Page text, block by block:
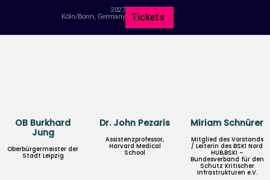
2027
Köln/Bonn, Germany
Tickets
OB Burkhard
Jung
Oberbürgermeister der
Stadt Leipzig
Dr. John Pezaris
Assistenzprofessor,
Harvard Medical
School
Miriam Schnürer
Mitglied des Vorstands
/ Leiterin des BSKI Nord
HUB,BSKI –
Bundesverband für den
Schutz Kritischer
Infrastrukturen e.V.